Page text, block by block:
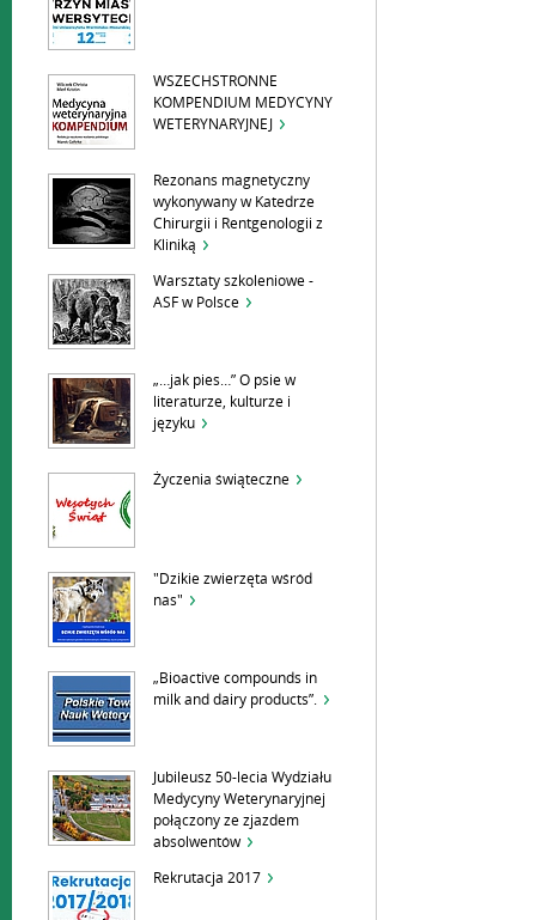
WSZECHSTRONNE
KOMPENDIUM MEDYCYNY
WETERYNARYJNEJ
Rezonans magnetyczny
wykonywany w Katedrze
Chirurgii i Rentgenologii z
Kliniką
Warsztaty szkoleniowe -
ASF w Polsce
„…jak pies…” O psie w
literaturze, kulturze i
języku
Życzenia świąteczne
"Dzikie zwierzęta wśród
nas"
„Bioactive compounds in
milk and dairy products”.
Jubileusz 50-lecia Wydziału
Medycyny Weterynaryjnej
połączony ze zjazdem
absolwentów
Rekrutacja 2017